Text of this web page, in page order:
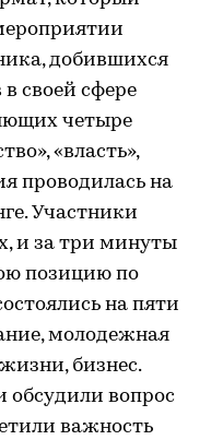
добившихся
своей сфере
четыре
«власть»,
проводилась на
Участники
и за три минуты
позицию по
на пяти
молодежная
бизнес.
обсудили вопрос
важность